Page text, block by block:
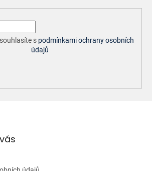
s podmínkami ochrany osobních
údajů